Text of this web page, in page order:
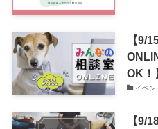
【9/
OK！
イベン
【9/